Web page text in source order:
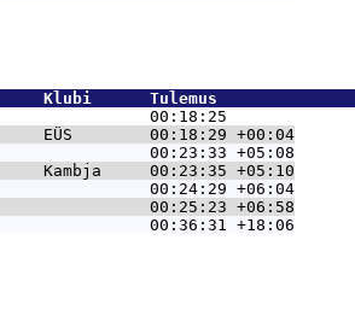
Klubi      Tulemus
00:18:25
EÜS        00:18:29 +00:04
00:23:33 +05:08
Kambja     00:23:35 +05:10
00:24:29 +06:04
00:25:23 +06:58
00:36:31 +18:06